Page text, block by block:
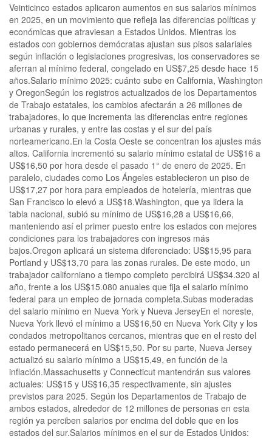
Veinticinco estados aplicaron aumentos en sus salarios mínimos
en 2025, en un movimiento que refleja las diferencias políticas y
económicas que atraviesan a Estados Unidos. Mientras los
estados con gobiernos demócratas ajustan sus pisos salariales
según inflación o legislaciones progresivas, los conservadores se
aferran al mínimo federal, congelado en US$7,25 desde hace 15
años.Salario mínimo 2025: cuánto sube en California, Washington
y OregonSegún los registros actualizados de los Departamentos
de Trabajo estatales, los cambios afectarán a 26 millones de
trabajadores, lo que incrementa las diferencias entre regiones
urbanas y rurales, y entre las costas y el sur del país
norteamericano.En la Costa Oeste se concentran los ajustes más
altos. California incrementó su salario mínimo estatal de US$16 a
US$16,50 por hora desde el pasado 1° de enero de 2025. En
paralelo, ciudades como Los Ángeles establecieron un piso de
US$17,27 por hora para empleados de hotelería, mientras que
San Francisco lo elevó a US$18.Washington, que ya lidera la
tabla nacional, subió su mínimo de US$16,28 a US$16,66,
manteniendo así el primer puesto entre los estados con mejores
condiciones para los trabajadores con ingresos más
bajos.Oregon aplicará un sistema diferenciado: US$15,95 para
Portland y US$13,70 para las zonas rurales. De este modo, un
trabajador californiano a tiempo completo percibirá US$34.320 al
año, frente a los US$15.080 anuales que fija el salario mínimo
federal para un empleo de jornada completa.Subas moderadas
del salario mínimo en Nueva York y Nueva JerseyEn el noreste,
Nueva York llevó el mínimo a US$16,50 en Nueva York City y los
condados metropolitanos cercanos, mientras que en el resto del
estado permanecerá en US$15,50. Por su parte, Nueva Jersey
actualizó su salario mínimo a US$15,49, en función de la
inflación.Massachusetts y Connecticut mantendrán sus valores
actuales: US$15 y US$16,35 respectivamente, sin ajustes
previstos para 2025. Según los Departamentos de Trabajo de
ambos estados, alrededor de 12 millones de personas en esta
región ya perciben salarios por encima del doble que en los
estados del sur.Salarios mínimos en el sur de Estados Unidos: